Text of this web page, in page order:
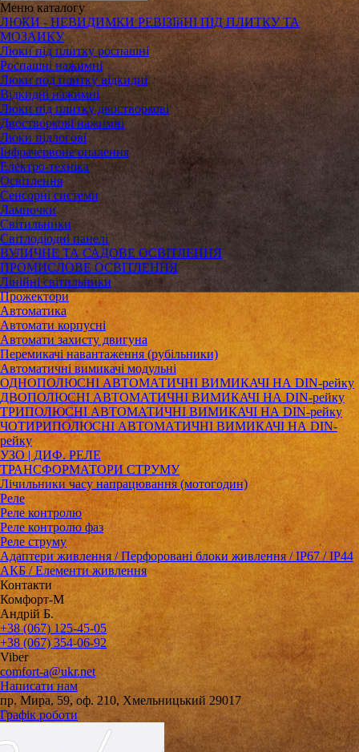
Меню каталогу
ЛЮКИ - НЕВИДИМКИ РЕВІЗІйНІ ПІД ПЛИТКУ ТА
МОЗАИКУ
Люки під плитку роспашні
Роспашні нажимні
Люки под плитку відкидні
Відкидні нажимні
Люки під плитку двостворкові
Двостворкові нажимні
Люки підлогові
Інфрачервоне опалення
Електро-техніка
Освітлення
Сенсорні системи
Лампочки
Світильники
Світлодіодні панелі
ВУЛИЧНЕ ТА САДОВЕ ОСВІТЛЕННЯ
ПРОМИСЛОВЕ ОСВІТЛЕННЯ
Лінійні світильники
Прожектори
Автоматика
Автомати корпусні
Автомати захисту двигуна
Перемикачі навантаження (рубільники)
Автоматичні вимикачі модульні
ОДНОПОЛЮСНІ АВТОМАТИЧНІ ВИМИКАЧІ НА DIN-рейку
ДВОПОЛЮСНІ АВТОМАТИЧНІ ВИМИКАЧІ НА DIN-рейку
ТРИПОЛЮСНІ АВТОМАТИЧНІ ВИМИКАЧІ НА DIN-рейку
ЧОТИРИПОЛЮСНІ АВТОМАТИЧНІ ВИМИКАЧІ НА DIN-
рейку
УЗО | ДИФ. РЕЛЕ
ТРАНСФОРМАТОРИ СТРУМУ
Лічильники часу напрацювання (мотогодин)
Реле
Реле контролю
Реле контролю фаз
Реле струму
Адаптери живлення / Перфоровані блоки живлення / IP67 / IP44
АКБ / Елементи живлення
Контакти
Комфорт-М
Андрій Б.
+38 (067) 125-45-05
+38 (067) 354-06-92
Viber
comfort-a@ukr.net
Написати нам
пр. Мира, 59, оф. 210, Хмельницький 29017
Графік роботи